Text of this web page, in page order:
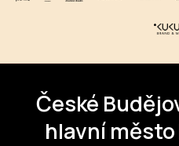
České
hlavní